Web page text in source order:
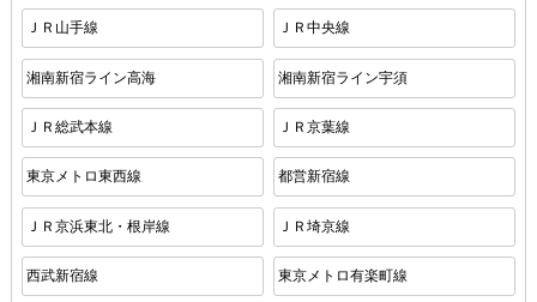
ＪＲ山手線 ＪＲ中央線
湘南新宿ライン高海 湘南新宿ライン宇須
ＪＲ総武本線 ＪＲ京葉線
東京メトロ東西線 都営新宿線
ＪＲ京浜東北・根岸線 ＪＲ埼京線
西武新宿線 東京メトロ有楽町線